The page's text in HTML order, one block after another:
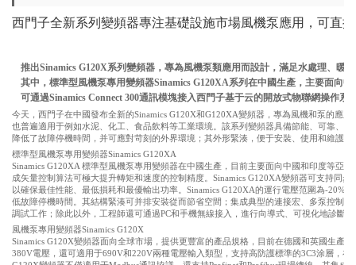
西門子全新系列變頻器專注基礎設施市場風機泵應用，可直
推出Sinamics G120X系列變頻器，專為風機泵類應用而設計，滿足水處理、暖
其中，標準型風機泵專用變頻器Sinamics G120XA系列在中國生產，主要面向中
可通過Sinamics Connect 300通訊模塊接入西門子基于云的開放式物聯網操作系
今天，西門子在中國發布全新的Sinamics G120X和G120XA變頻器，專為風機和泵的應
也普遍適用于例如水泥、化工、食品飲料等工業環境。該系列變頻器具備節能、可靠、
降低了故障停機時間，并可應對苛刻的外界環境；其外形緊湊，便于安裝、使用和維護。
標準型風機泵專用變頻器Sinamics G120XA
Sinamics G120XA 標準型風機泵專用變頻器在中國生產，目前主要面向中國和印度等亞
成矢量控制算法可極大提升轉矩和速度的控制精度。Sinamics G120XA變頻器可支持同
以確保最佳性能、最低損耗和最優輸出功率。Sinamics G120XA的運行電壓范圍為-
低故障停機時間。其結構緊湊可并排安裝從而節省空間；集成典型的連接宏、多泵控制
調試工作；除此以外，工程師還可通過PC和手機無線接入，進行向導式、可視化地診斷
風機泵專用變頻器Sinamics G120X
Sinamics G120X變頻器面向全球市場，提供更豐富的產品規格，目前在德國和英國生產
380V電壓，還可適用于690V和220V兩種電壓輸入類型，支持高防護標準的3C3涂層，